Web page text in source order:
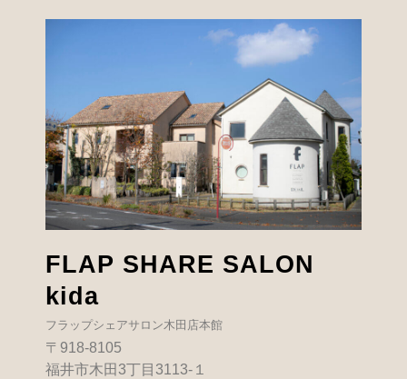
FLAP SHARE SALON
kida
フラップシェアサロン木田店本館
〒918-8105
福井市木田3丁目3113-１